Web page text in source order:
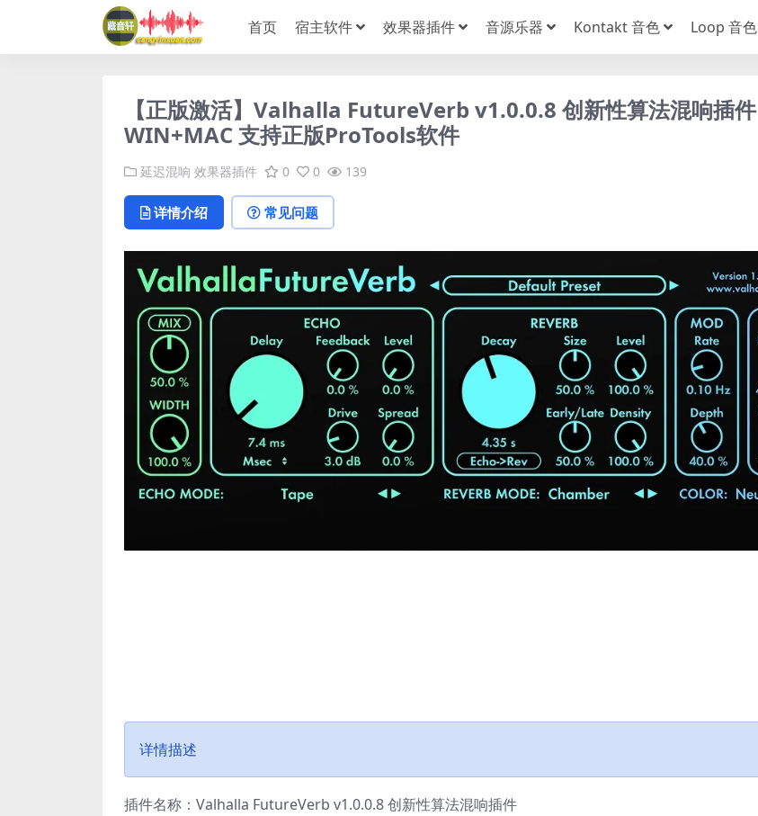
首页 宿主软件 效果器插件 音源乐器 Kontakt 音色 Loop 音色
【正版激活】Valhalla FutureVerb v1.0.0.8 创新性算法混响插件
WIN+MAC 支持正版ProTools软件
延迟混响 效果器插件 0 0 139
详情介绍 常见问题
详情描述
插件名称：Valhalla FutureVerb v1.0.0.8 创新性算法混响插件